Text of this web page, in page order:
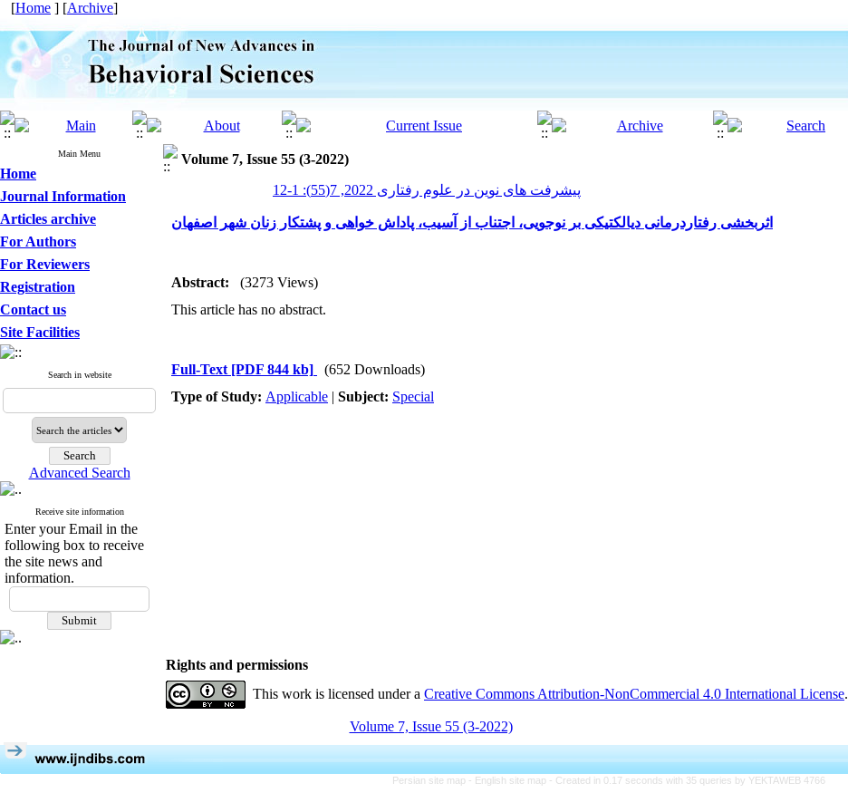
[Home ] [Archive]
Main Menu
Home
Journal Information
Articles archive
For Authors
For Reviewers
Registration
Contact us
Site Facilities
Search in website
Advanced Search
Receive site information
Enter your Email in the
following box to receive
the site news and
information.
Volume 7, Issue 55 (3-2022)
پیشرفت های نوین در علوم رفتاری 2022, 7(55): 1-12
اثربخشی رفتاردرمانی دیالکتیکی بر نوجویی، اجتناب از آسیب، پاداش خواهی و پشتکار زنان شهر اصفهان
Abstract:
(3273 Views)
This article has no abstract.
Full-Text [PDF 844 kb]
(652 Downloads)
Type of Study: Applicable | Subject: Special
Rights and permissions
This work is licensed under a Creative Commons Attribution-NonCommercial 4.0 International License.
Volume 7, Issue 55 (3-2022)
Persian site map - English site map - Created in 0.17 seconds with 35 queries by YEKTAWEB 4766